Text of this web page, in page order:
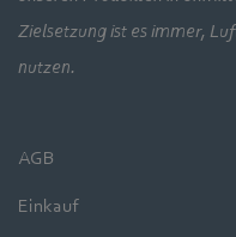
Zielsetzung ist es immer,
nutzen.
AGB
Einkauf